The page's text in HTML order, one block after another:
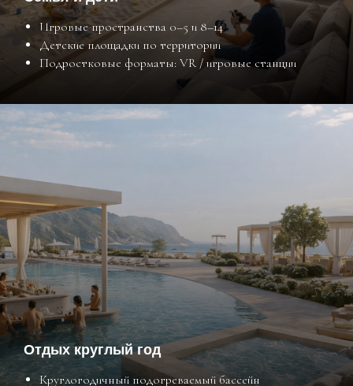
Игровые пространства 0–5 и 8–14
Детские площадки по территории
Подростковые форматы: VR / игровые станции
Отдых круглый год
Круглогодичный подогреваемый бассейн